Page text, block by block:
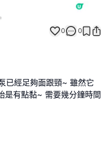
0 0
已經足夠面跟頸~ 雖然它
是有點黏~ 需要幾分鐘時間